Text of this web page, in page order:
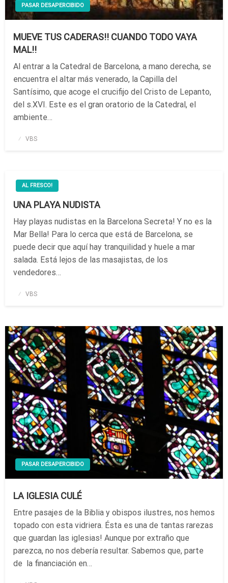
PASAR DESAPERCIBIDO
MUEVE TUS CADERAS!! CUANDO TODO VAYA
MAL!!
Al entrar a la Catedral de Barcelona, a mano derecha, se
encuentra el altar más venerado, la Capilla del
Santísimo, que acoge el crucifijo del Cristo de Lepanto,
del s.XVI. Este es el gran oratorio de la Catedral, el
ambiente…
Publicado
VBS
AL FRESCO!
UNA PLAYA NUDISTA
Hay playas nudistas en la Barcelona Secreta! Y no es la
Mar Bella! Para lo cerca que está de Barcelona, se
puede decir que aquí hay tranquilidad y huele a mar
salada. Está lejos de las masajistas, de los
vendedores…
Publicado
VBS
PASAR DESAPERCIBIDO
LA IGLESIA CULÉ
Entre pasajes de la Biblia y obispos ilustres, nos hemos
topado con esta vidriera. Ésta es una de tantas rarezas
que guardan las iglesias! Aunque por extraño que
parezca, no nos debería resultar. Sabemos que, parte
de la financiación en…